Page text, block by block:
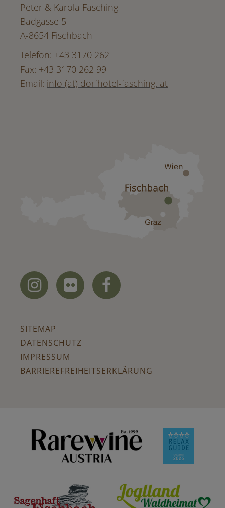
Peter & Karola Fasching
Badgasse 5
A-8654 Fischbach
Telefon: +43 3170 262
Fax: +43 3170 262 99
Email: info (at) dorfhotel-fasching. at
  
SITEMAP
DATENSCHUTZ
IMPRESSUM
BARRIEREFREIHEITSERKLÄRUNG